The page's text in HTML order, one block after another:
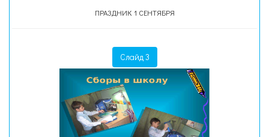
ПРАЗДНИК 1 СЕНТЯБРЯ
Слайд 3